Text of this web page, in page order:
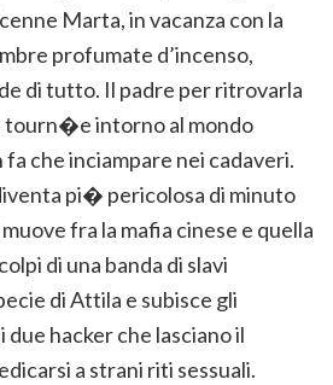
Marta, in vacanza con la
profumate d’incenso,
di tutto. Il padre per ritrovarla
tourn�e intorno al mondo
che inciampare nei cadaveri.
pi� pericolosa di minuto
fra la mafia cinese e quella
di una banda di slavi
di Attila e subisce gli
hacker che lasciano il
a strani riti sessuali.